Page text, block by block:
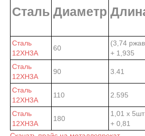
Сталь Диаметр
Сталь
12ХН3А
60
(3,74
+ 1,935
Сталь
12ХН3А
90 3.41
Сталь
12ХН3А
110 2.595
Сталь
12ХН3А
180
1,01 х 5шт
+ 0,81